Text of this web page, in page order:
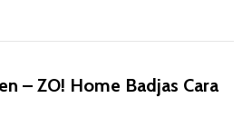
– ZO! Home Badjas Cara